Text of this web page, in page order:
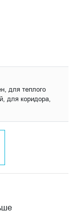
для теплого
для коридора,